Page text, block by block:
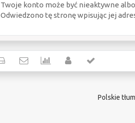
Twoje konto może być nieaktywne
Odwiedzono tę stronę wpisując jej
Polskie